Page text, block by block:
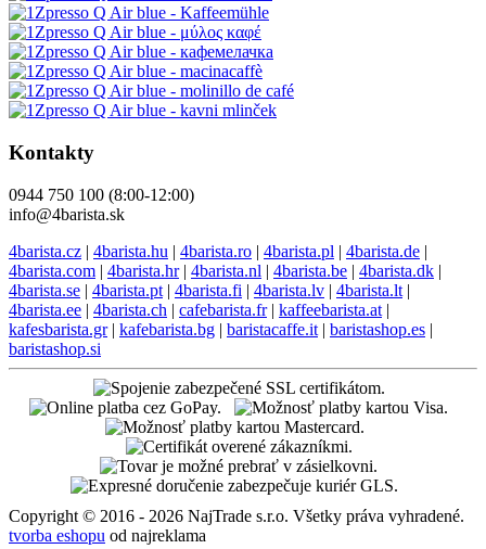
Kontakty
0944 750 100 (8:00-12:00)
info@4barista.sk
4barista.cz | 4barista.hu | 4barista.ro | 4barista.pl | 4barista.de |
4barista.com | 4barista.hr| 4barista.nl | 4barista.be | 4barista.dk |
4barista.se | 4barista.pt | 4barista.fi | 4barista.lv | 4barista.lt |
4barista.ee | 4barista.ch | cafebarista.fr| kaffeebarista.at |
kafesbarista.gr| kafebarista.bg | baristacaffe.it | baristashop.es |
baristashop.si
Copyright © 2016 - 2026 NajTrade s.r.o. Všetky práva vyhradené.
tvorba eshopu od najreklama